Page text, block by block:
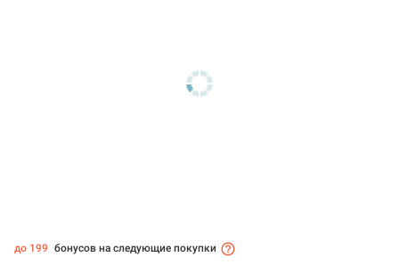
до 199 бонусов на следующие покупки